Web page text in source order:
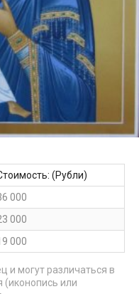
(Рубли)
000
000
000
и могут различаться в
(иконопись или